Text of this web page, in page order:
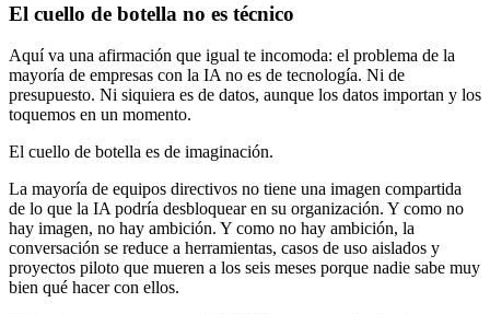
El cuello de botella no es técnico
Aquí va una afirmación que igual te incomoda: el problema de la
mayoría de empresas con la IA no es de tecnología. Ni de
presupuesto. Ni siquiera es de datos, aunque los datos importan y los
toquemos en un momento.
El cuello de botella es de imaginación.
La mayoría de equipos directivos no tiene una imagen compartida
de lo que la IA podría desbloquear en su organización. Y como no
hay imagen, no hay ambición. Y como no hay ambición, la
conversación se reduce a herramientas, casos de uso aislados y
proyectos piloto que mueren a los seis meses porque nadie sabe muy
bien qué hacer con ellos.